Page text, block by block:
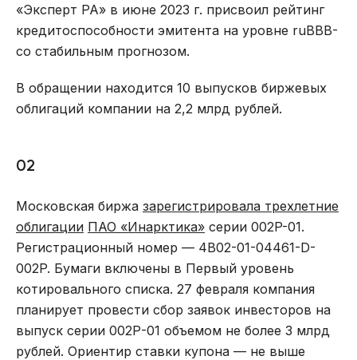
«Эксперт РА» в июне 2023 г. присвоил рейтинг
кредитоспособности эмитента на уровне ruВВB-
со стабильным прогнозом.
В обращении находится 10 выпусков биржевых
облигаций компании на 2,2 млрд рублей.
02
Московская биржа зарегистрировала трехлетние
облигации ПАО «Инарктика» серии 002P-01.
Регистрационный номер — 4B02-01-04461-D-
002P. Бумаги включены в Первый уровень
котировального списка. 27 февраля компания
планирует провести сбор заявок инвесторов на
выпуск серии 002Р-01 объемом не более 3 млрд
рублей. Ориентир ставки купона — не выше